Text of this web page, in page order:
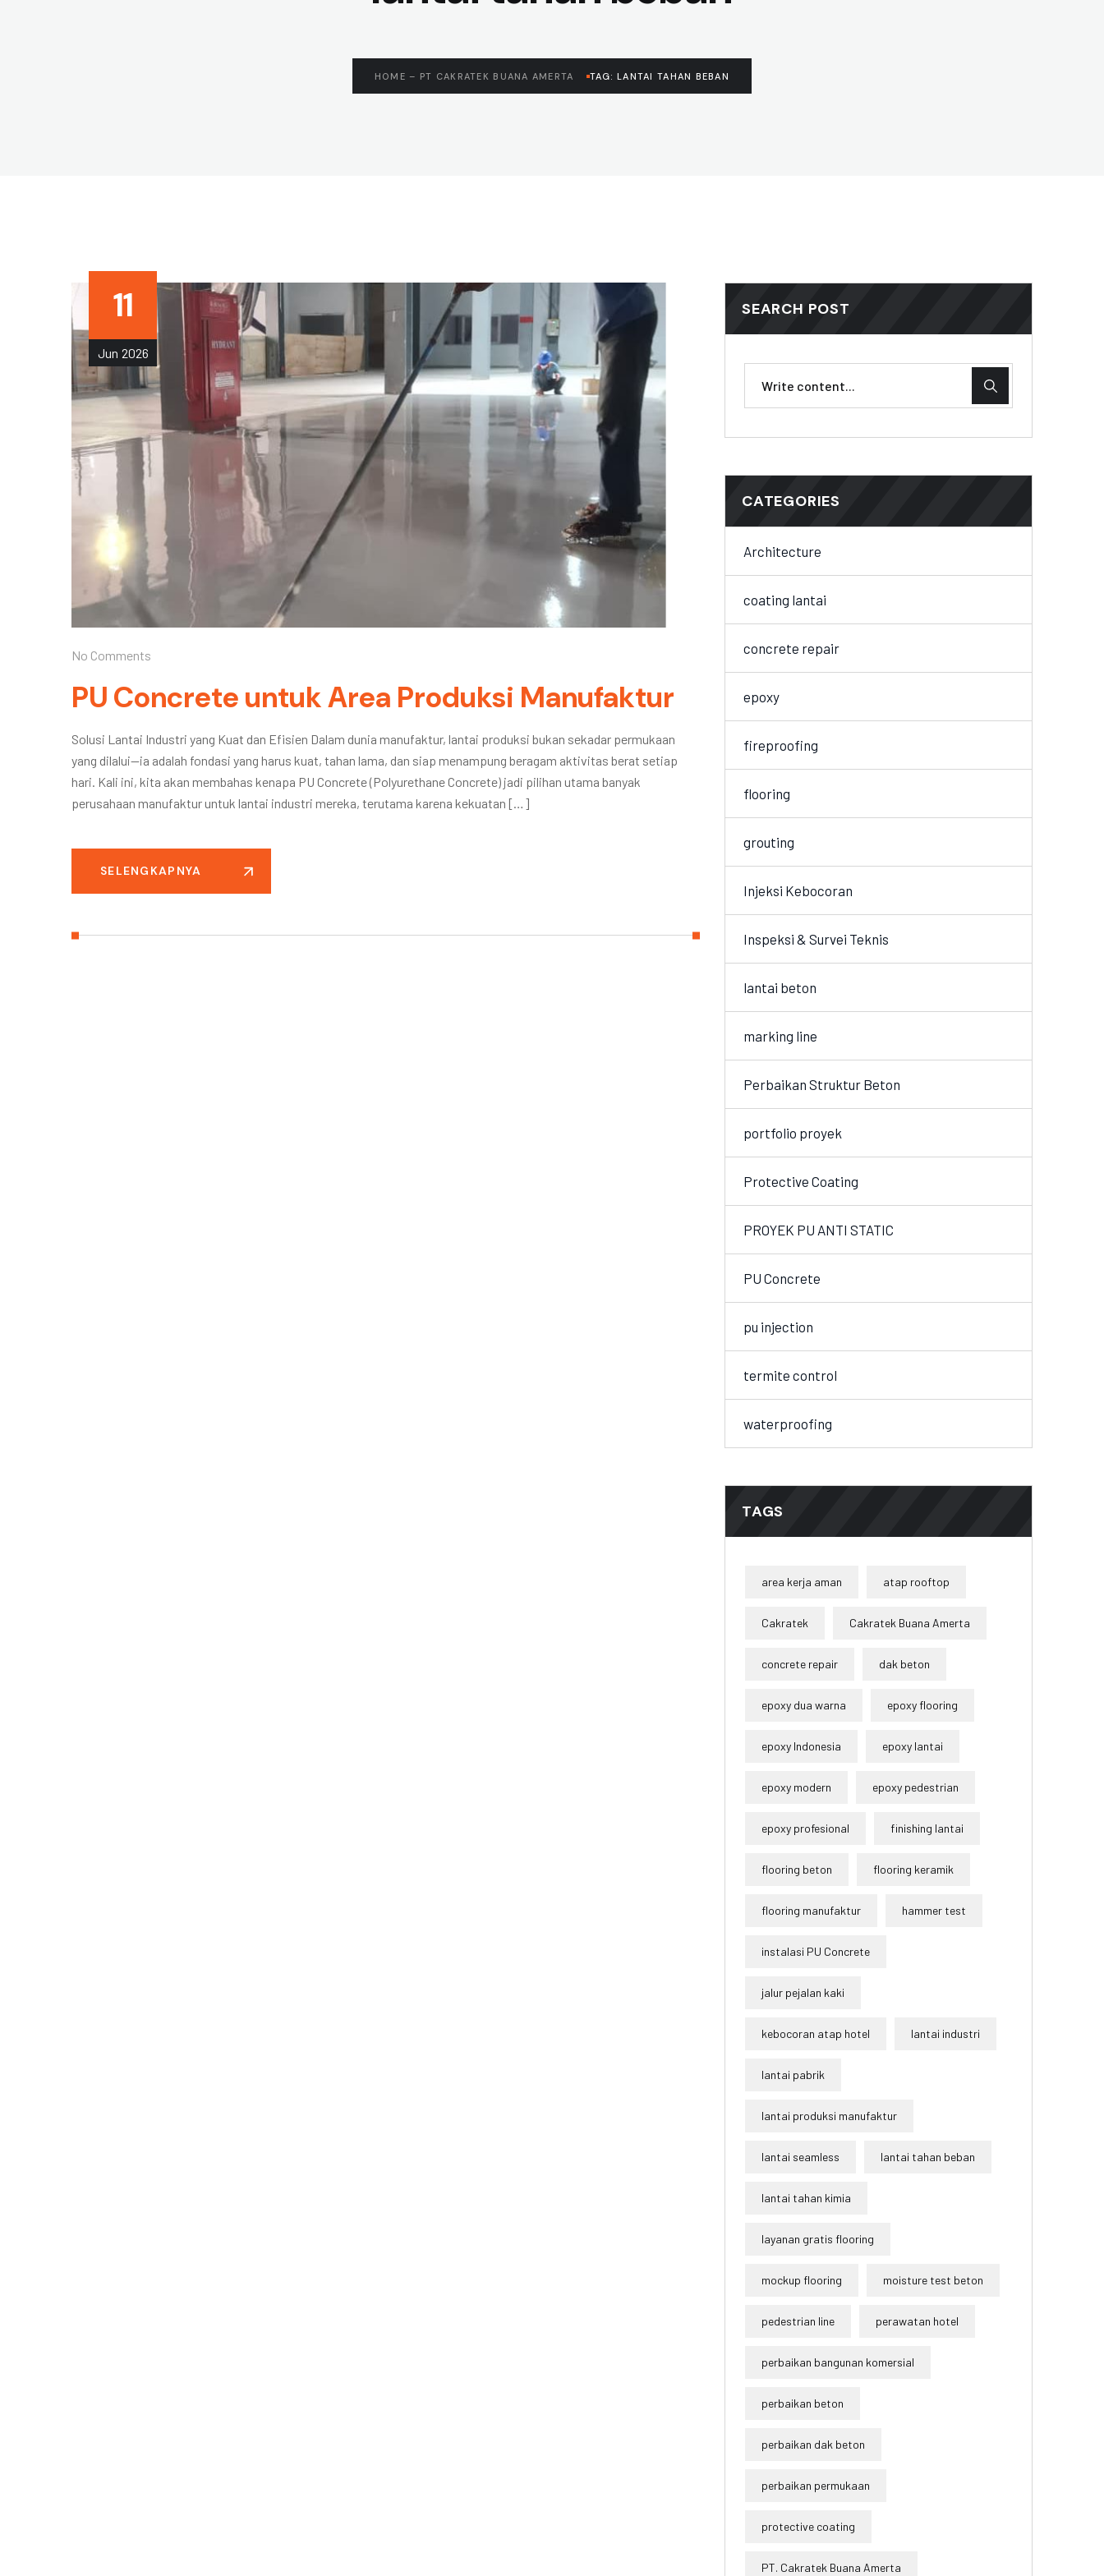
HOME – PT CAKRATEK BUANA AMERTA TAG: LANTAI TAHAN BEBAN
11
Jun 2026
No Comments
PU Concrete untuk Area Produksi Manufaktur
Solusi Lantai Industri yang Kuat dan Efisien Dalam dunia manufaktur, lantai produksi bukan sekadar permukaan
yang dilalui—ia adalah fondasi yang harus kuat, tahan lama, dan siap menampung beragam aktivitas berat setiap
hari. Kali ini, kita akan membahas kenapa PU Concrete (Polyurethane Concrete) jadi pilihan utama banyak
perusahaan manufaktur untuk lantai industri mereka, terutama karena kekuatan […]
SELENGKAPNYA
SEARCH POST
CATEGORIES
Architecture
coating lantai
concrete repair
epoxy
fireproofing
flooring
grouting
Injeksi Kebocoran
Inspeksi & Survei Teknis
lantai beton
marking line
Perbaikan Struktur Beton
portfolio proyek
Protective Coating
PROYEK PU ANTI STATIC
PU Concrete
pu injection
termite control
waterproofing
TAGS
area kerja aman atap rooftop
Cakratek Cakratek Buana Amerta
concrete repair dak beton
epoxy dua warna epoxy flooring
epoxy Indonesia epoxy lantai
epoxy modern epoxy pedestrian
epoxy profesional finishing lantai
flooring beton flooring keramik
flooring manufaktur hammer test
instalasi PU Concrete
jalur pejalan kaki
kebocoran atap hotel lantai industri
lantai pabrik
lantai produksi manufaktur
lantai seamless lantai tahan beban
lantai tahan kimia
layanan gratis flooring
mockup flooring moisture test beton
pedestrian line perawatan hotel
perbaikan bangunan komersial
perbaikan beton
perbaikan dak beton
perbaikan permukaan
protective coating
PT. Cakratek Buana Amerta